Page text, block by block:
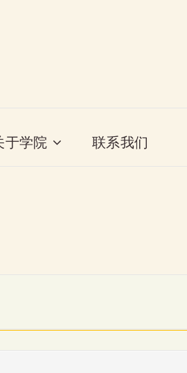
于学院 联系我们